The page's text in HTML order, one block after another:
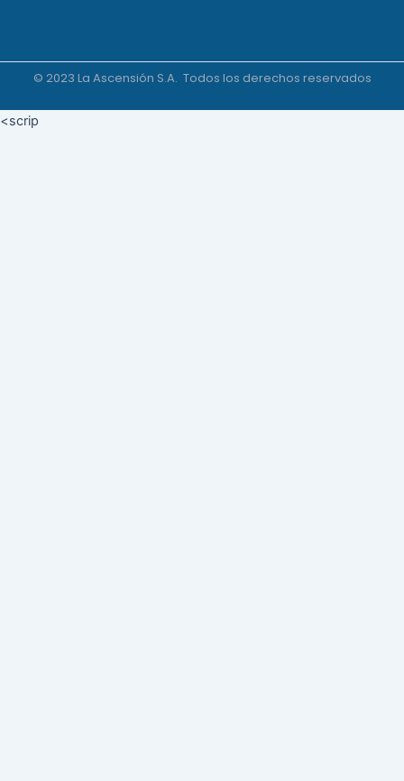
© 2023 La Ascensión S.A. Todos los derechos reservados
<scrip